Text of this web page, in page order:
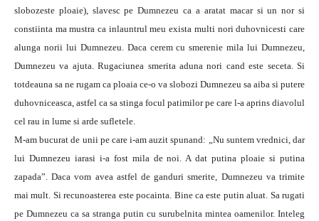
slobozeste ploaie), slavesc pe Dumnezeu ca a aratat macar si un nor si
constiinta ma mustra ca inlauntrul meu exista multi nori duhovnicesti care
alunga norii lui Dumnezeu. Daca cerem cu smerenie mila lui Dumnezeu,
Dumnezeu va ajuta. Rugaciunea smerita aduna nori cand este seceta. Si
totdeauna sa ne rugam ca ploaia ce-o va slobozi Dumnezeu sa aiba si putere
duhovniceasca, astfel ca sa stinga focul patimilor pe care l-a aprins diavolul
cel rau in lume si arde sufletele.
M-am bucurat de unii pe care i-am auzit spunand: „Nu suntem vrednici, dar
lui Dumnezeu iarasi i-a fost mila de noi. A dat putina ploaie si putina
zapada”. Daca vom avea astfel de ganduri smerite, Dumnezeu va trimite
mai mult. Si recunoasterea este pocainta. Bine ca este putin aluat. Sa rugati
pe Dumnezeu ca sa stranga putin cu surubelnita mintea oamenilor. Inteleg